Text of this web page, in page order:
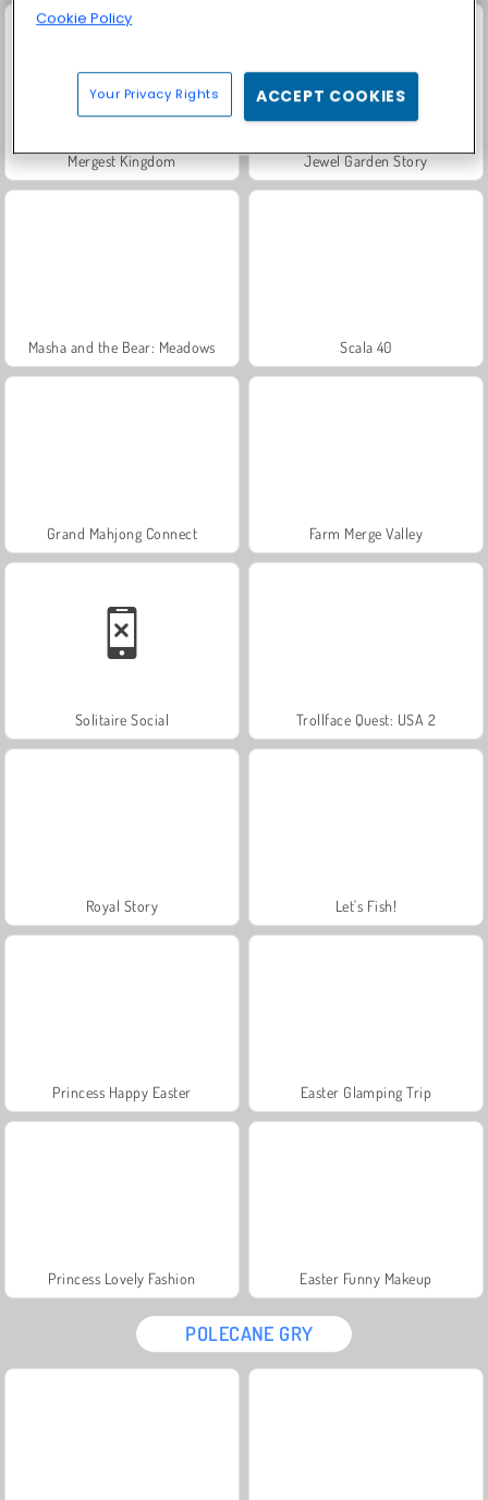
Mergest Kingdom Jewel Garden Story
Masha and the Bear: Meadows Scala 40
Grand Mahjong Connect Farm Merge Valley
Solitaire Social Trollface Quest: USA 2
Royal Story Let's Fish!
Princess Happy Easter Easter Glamping Trip
Princess Lovely Fashion Easter Funny Makeup
POLECANE GRY
Cookie Policy
Your Privacy Rights ACCEPT COOKIES